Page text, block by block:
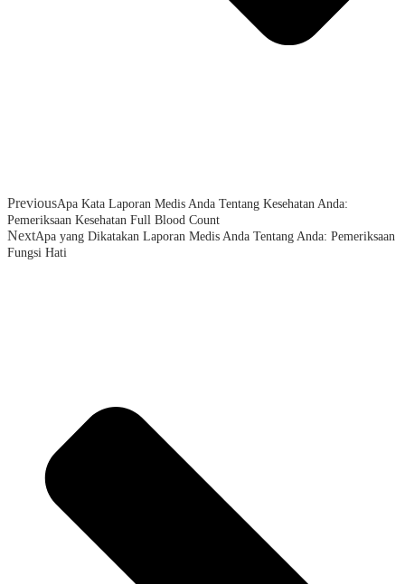
PreviousApa Kata Laporan Medis Anda Tentang Kesehatan Anda:
Pemeriksaan Kesehatan Full Blood Count
NextApa yang Dikatakan Laporan Medis Anda Tentang Anda: Pemeriksaan
Fungsi Hati